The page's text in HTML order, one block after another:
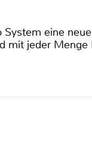
eine
mit jeder